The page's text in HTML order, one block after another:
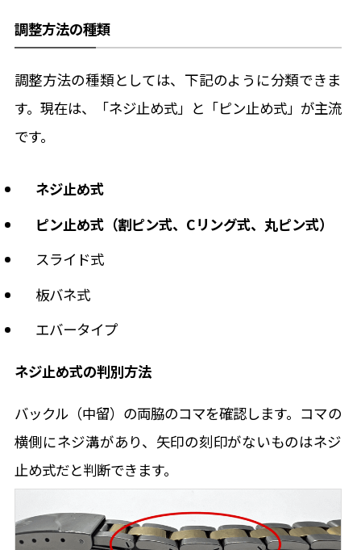
調整方法の種類
調整方法の種類としては、下記のように分類できま
す。現在は、「ネジ止め式」と「ピン止め式」が主流
です。
ネジ止め式
ピン止め式（割ピン式、Cリング式、丸ピン式）
スライド式
板バネ式
エバータイプ
ネジ止め式の判別方法
バックル（中留）の両脇のコマを確認します。コマの
横側にネジ溝があり、矢印の刻印がないものはネジ
止め式だと判断できます。